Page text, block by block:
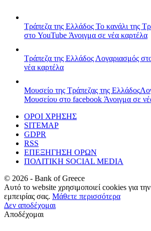
Τράπεζα της Ελλάδος Το κανάλι της
στο YouTube Άνοιγμα σε νέα καρτέλα
Τράπεζα της Ελλάδος Λογαριασμός
νέα καρτέλα
Μουσείο της Τράπεζας της Ελλάδος
Μουσείου στο facebook Άνοιγμα σε
ΟΡΟΙ ΧΡΗΣΗΣ
SITEMAP
GDPR
RSS
ΕΠΕΞΗΓΗΣΗ ΟΡΩΝ
ΠΟΛΙΤΙΚΗ SOCIAL MEDIA
© 2026 - Bank of Greece
Αυτό το website χρησιμοποιεί cookies για
εμπειρίας σας. Μάθετε περισσότερα
Δεν αποδέχομαι
Αποδέχομαι